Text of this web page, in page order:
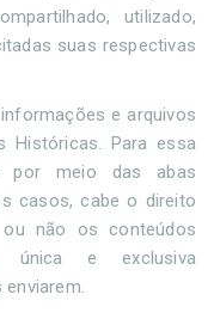
utilizado,
suas respectivas
e arquivos
Históricas. Para essa
por meio das abas
casos, cabe o direito
não os conteúdos
e exclusiva